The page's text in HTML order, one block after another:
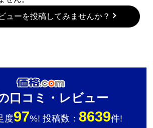
ューを投稿してみませんか？
口コミ・レビュー
度97%! 投稿数： 8639件!